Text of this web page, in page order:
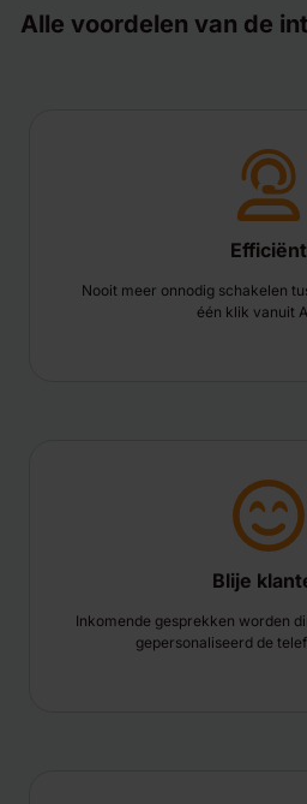
Alle voordelen van de
Efficiënt
Nooit meer onnodig schakelen
één klik vanuit
Blije
Inkomende gesprekken worden
gepersonaliseerd de